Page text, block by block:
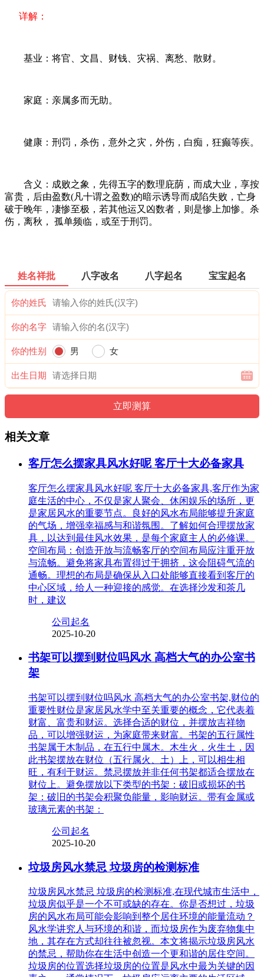
详解：
基业：将官、文昌、财钱、灾祸、离愁、散财。
家庭：亲属多而无助。
健康：刑罚，杀伤，意外之灾，外伤，白痴，狂癫等疾。
含义：成败之象，先得五字的数理庇荫，而成大业，享按
富贵，后由盈数(凡十谓之盈数)的暗示诱导而成陷失败，亡身
破于晚年，凄惨至极，若其他运又凶数者，则是惨上加惨。杀
伤，离秋， 孤单频临，或至于刑罚。
姓名祥批 八字改名 八字起名 宝宝起名
你的姓氏
你的名字
你的性别 男 女
出生日期
相关文章
客厅怎么摆家具风水好呢 客厅十大必备家具
客厅怎么摆家具风水好呢 客厅十大必备家具,客厅作为家
庭生活的中心，不仅是家人聚会、休闲娱乐的场所，更
是家居风水的重要节点。良好的风水布局能够提升家庭
的气场，增强幸福感与和谐氛围。了解如何合理摆放家
具，以达到最佳风水效果，是每个家庭主人的必修课。
空间布局：创造开放与流畅客厅的空间布局应注重开放
与流畅。避免将家具布置得过于拥挤，这会阻碍气流的
通畅。理想的布局是确保从入口处能够直接看到客厅的
中心区域，给人一种迎接的感觉。在选择沙发和茶几
时，建议
公司起名
2025-10-20
书架可以摆到财位吗风水 高档大气的办公室书
架
书架可以摆到财位吗风水 高档大气的办公室书架,财位的
重要性财位是家居风水学中至关重要的概念，它代表着
财富、富贵和财运。选择合适的财位，并摆放吉祥物
品，可以增强财运，为家庭带来财富。书架的五行属性
书架属于木制品，在五行中属木。木生火，火生土，因
此书架摆放在财位（五行属火、土）上，可以相生相
旺，有利于财运。禁忌摆放并非任何书架都适合摆放在
财位上。避免摆放以下类型的书架：破旧或损坏的书
架：破旧的书架会积聚负能量，影响财运。带有金属或
玻璃元素的书架：
公司起名
2025-10-20
垃圾房风水禁忌 垃圾房的检测标准
垃圾房风水禁忌 垃圾房的检测标准,在现代城市生活中，
垃圾房似乎是一个不可或缺的存在。你是否想过，垃圾
房的风水布局可能会影响到整个居住环境的能量流动？
风水学讲究人与环境的和谐，而垃圾房作为废弃物集中
地，其存在方式却往往被忽视。本文将揭示垃圾房风水
的禁忌，帮助你在生活中创造一个更和谐的居住空间。
垃圾房的位置选择垃圾房的位置是风水中最为关键的因